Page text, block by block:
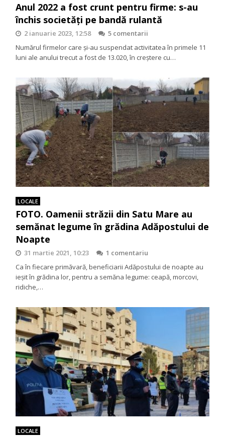
Anul 2022 a fost crunt pentru firme: s-au
închis societăți pe bandă rulantă
2 ianuarie 2023, 12:58
5 comentarii
Numărul firmelor care şi-au suspendat activitatea în primele 11
luni ale anului trecut a fost de 13.020, în creştere cu…
LOCALE
FOTO. Oamenii străzii din Satu Mare au
semănat legume în grădina Adăpostului de
Noapte
31 martie 2021, 10:23
1 comentariu
Ca în fiecare primăvară, beneficiarii Adăpostului de noapte au
ieșit în grădina lor, pentru a semăna legume: ceapă, morcovi,
ridiche,…
LOCALE